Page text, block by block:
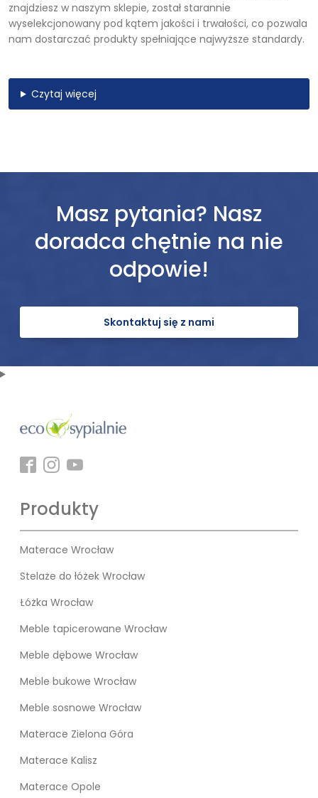
znajdziesz w naszym sklepie, został starannie
wyselekcjonowany pod kątem jakości i trwałości, co pozwala
nam dostarczać produkty spełniające najwyższe standardy.
Czytaj więcej
Masz pytania? Nasz
doradca chętnie na nie
odpowie!
Skontaktuj się z nami
Produkty
Materace Wrocław
Stelaże do łóżek Wrocław
Łóżka Wrocław
Meble tapicerowane Wrocław
Meble dębowe Wrocław
Meble bukowe Wrocław
Meble sosnowe Wrocław
Materace Zielona Góra
Materace Kalisz
Materace Opole